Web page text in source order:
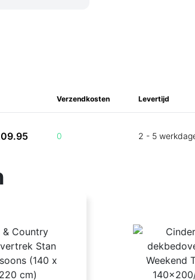
Verzendkosten Levertijd
0 2 - 5